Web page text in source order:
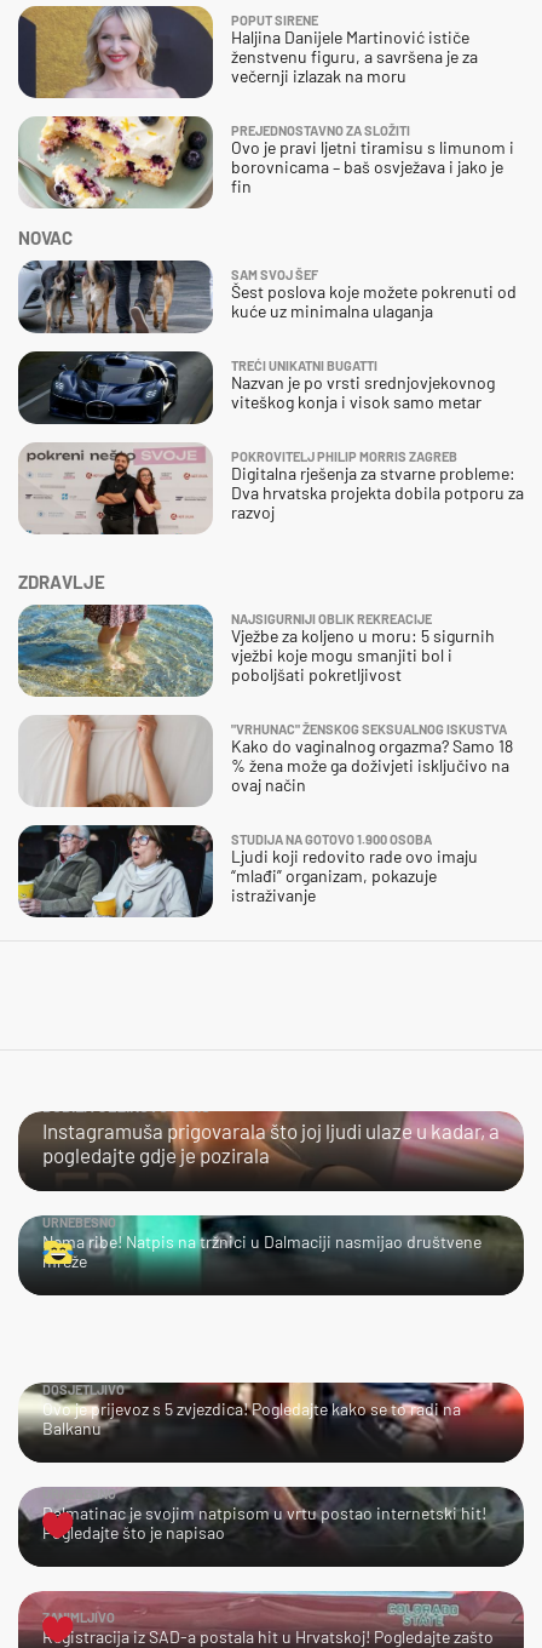
ZDRAVLJE
NAJSIGURNIJI OBLIK REKREACIJE
Vježbe za koljeno u moru: 5 sigurnih
vježbi koje mogu smanjiti bol i
poboljšati pokretljivost
"VRHUNAC" ŽENSKOG SEKSUALNOG ISKUSTVA
Kako do vaginalnog orgazma? Samo 18
% žena može ga doživjeti isključivo na
ovaj način
STUDIJA NA GOTOVO 1.900 OSOBA
Ljudi koji redovito rade ovo imaju
“mlađi” organizam, pokazuje
istraživanje
NOVAC
SAM SVOJ ŠEF
Šest poslova koje možete pokrenuti od
kuće uz minimalna ulaganja
TREĆI UNIKATNI BUGATTI
Nazvan je po vrsti srednjovjekovnog
viteškog konja i visok samo metar
POKROVITELJ PHILIP MORRIS ZAGREB
Digitalna rješenja za stvarne probleme:
Dva hrvatska projekta dobila potporu za
razvoj
POPUT SIRENE
Haljina Danijele Martinović ističe
ženstvenu figuru, a savršena je za
večernji izlazak na moru
PREJEDNOSTAVNO ZA SLOŽITI
Ovo je pravi ljetni tiramisu s limunom i
borovnicama – baš osvježava i jako je
fin
Instagramuša prigovarala što joj ljudi ulaze u kadar, a
pogledajte gdje je pozirala
URNEBESNO
Nema ribe! Natpis na tržnici u Dalmaciji nasmijao društvene
mreže
DOSJETLJIVO
Ovo je prijevoz s 5 zvjezdica! Pogledajte kako se to radi na
Balkanu
URNEBESNO
Dalmatinac je svojim natpisom u vrtu postao internetski hit!
Pogledajte što je napisao
ZANIMLJIVO
Registracija iz SAD-a postala hit u Hrvatskoj! Pogledajte zašto